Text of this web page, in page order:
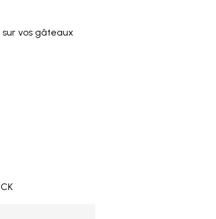
vos gâteaux